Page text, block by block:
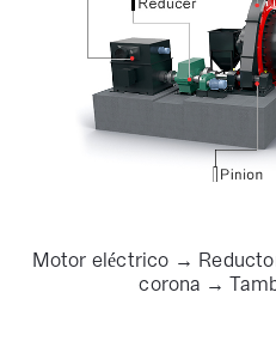
Motor eléctrico →
corona →